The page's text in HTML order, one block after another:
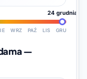
24 grudnia
WRZ PAŹ LIS GRU
—